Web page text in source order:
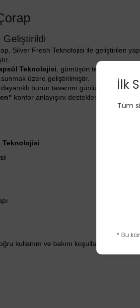
Geliştirildi
Silver Fresh Teknolojisi ile geliştirilen
Teknolojisi , gümüşün tekstil liflerine
üzere geliştirilmiştir.
burun tasarımı günlük
konfor anlayışını destekler.
Teknolojisi
kullanım ve bakım koşullarında
İlk
Tüm
* Bu